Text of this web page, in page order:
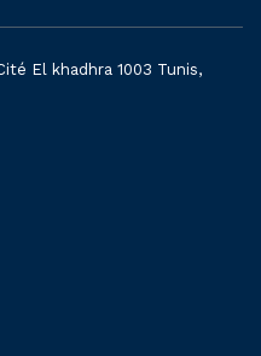
El khadhra 1003 Tunis,